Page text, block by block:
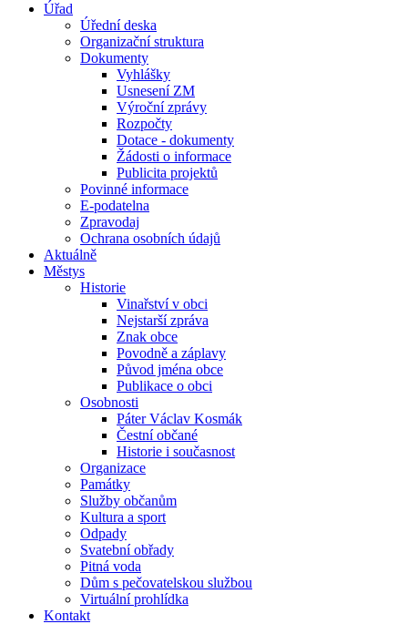
Úřad
Úřední deska
Organizační struktura
Dokumenty
Vyhlášky
Usnesení ZM
Výroční zprávy
Rozpočty
Dotace - dokumenty
Žádosti o informace
Publicita projektů
Povinné informace
E-podatelna
Zpravodaj
Ochrana osobních údajů
Aktuálně
Městys
Historie
Vinařství v obci
Nejstarší zpráva
Znak obce
Povodně a záplavy
Původ jména obce
Publikace o obci
Osobnosti
Páter Václav Kosmák
Čestní občané
Historie i současnost
Organizace
Památky
Služby občanům
Kultura a sport
Odpady
Svatební obřady
Pitná voda
Dům s pečovatelskou službou
Virtuální prohlídka
Kontakt